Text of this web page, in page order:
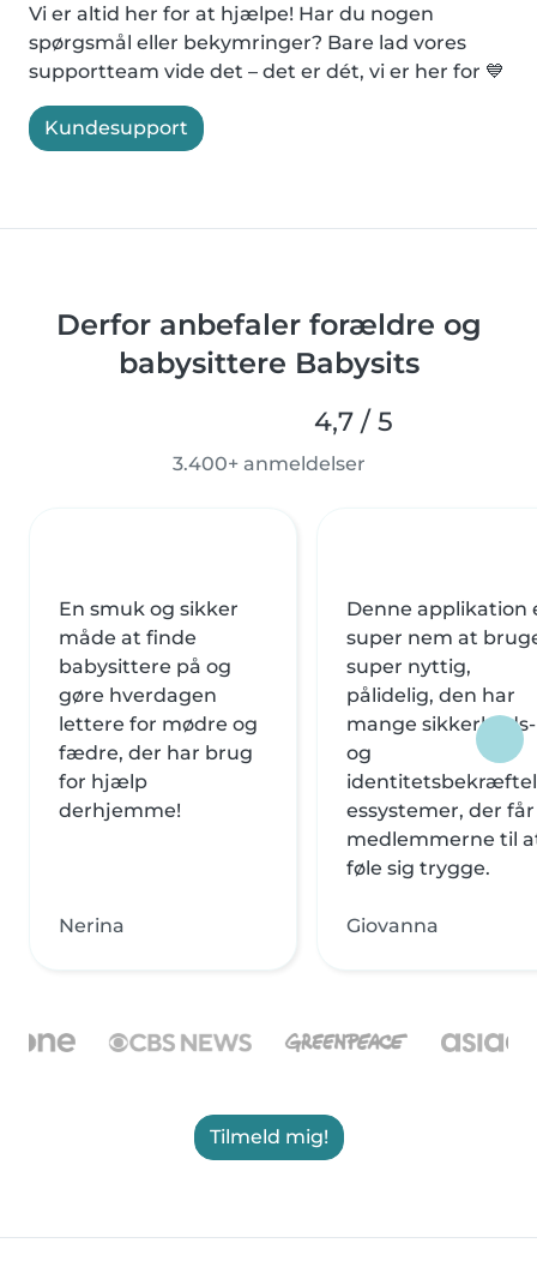
Vi er altid her for at hjælpe! Har du nogen
spørgsmål eller bekymringer? Bare lad vores
supportteam vide det – det er dét, vi er her for 💙
Kundesupport
Derfor anbefaler forældre og
babysittere Babysits
4,7 / 5
3.400+ anmeldelser
En smuk og sikker
måde at finde
babysittere på og
gøre hverdagen
lettere for mødre og
fædre, der har brug
for hjælp
derhjemme!
Nerina
Denne applikation
super nem at
super nyttig,
pålidelig, den har
mange sikkerheds-
og
essystemer, der får
medlemmerne til
føle sig trygge.
Giovanna
Tilmeld mig!